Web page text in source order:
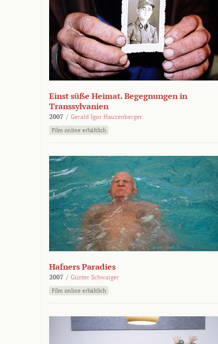
Einst süße Heimat. Begegnungen in
Transsylvanien
2007 / Gerald Igor Hauzenberger
Film online erhältlich
Hafners Paradies
2007 / Günter Schwaiger
Film online erhältlich